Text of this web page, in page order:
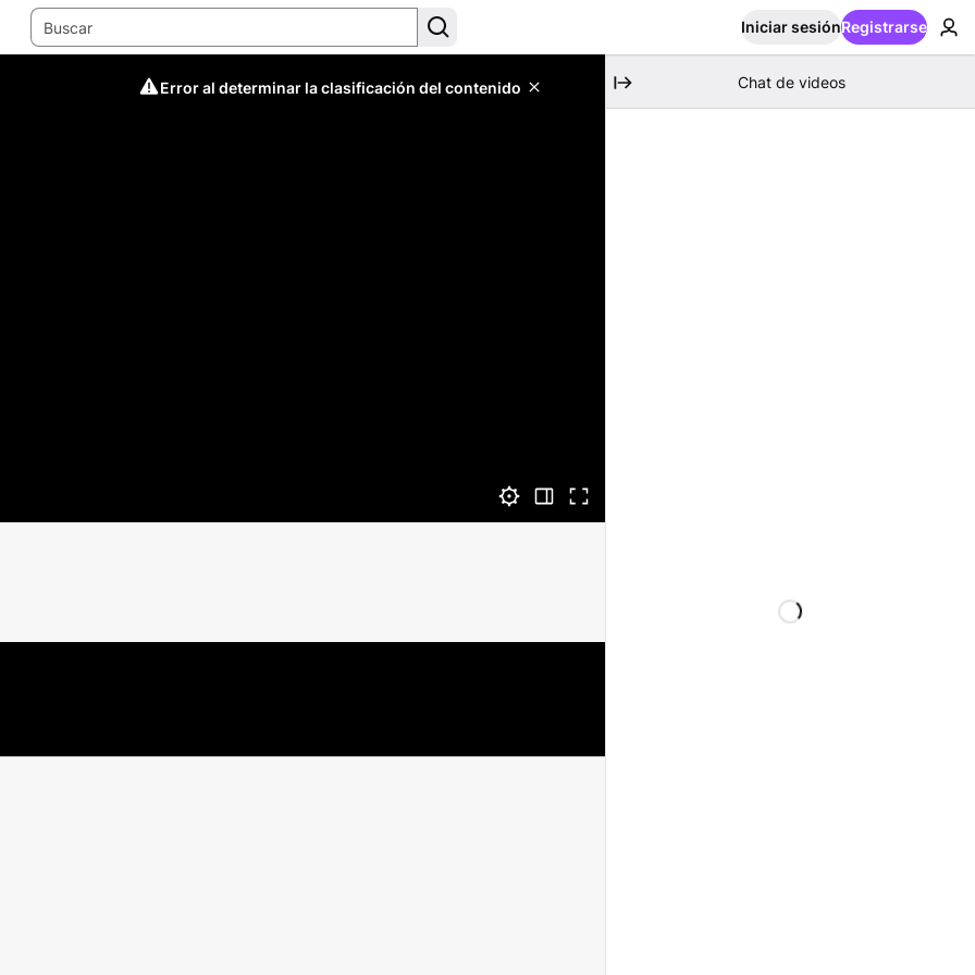
Iniciar sesiónRegistrarse
Error al determinar la clasificación del contenido Chat de videos